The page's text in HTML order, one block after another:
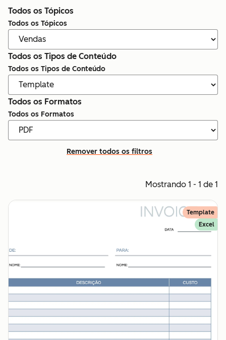
Todos os Tópicos
Todos os Tópicos
Todos os Tipos de Conteúdo
Todos os Tipos de Conteúdo
Todos os Formatos
Todos os Formatos
Remover todos os filtros
Mostrando 1 - 1 de 1
Template
Excel